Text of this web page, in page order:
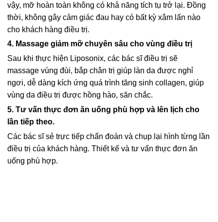
vậy, mỡ hoàn toàn không có khả năng tích tụ trở lại. Đồng
thời, không gây cảm giác đau hay có bất kỳ xâm lấn nào
cho khách hàng điều trị.
4. Massage giảm mỡ chuyên sâu cho vùng điều trị
Sau khi thực hiện Liposonix, các bác sĩ điều trị sẽ
massage vùng đùi, bắp chân trị giúp làn da được nghỉ
ngơi, dễ dàng kích ứng quá trình tăng sinh collagen, giúp
vùng da điều trị được hồng hào, săn chắc.
5. Tư vấn thực đơn ăn uống phù hợp và lên lịch cho
lần tiếp theo.
Các bác sĩ sẻ trực tiếp chẩn đoán và chụp lại hình từng lần
điều trị của khách hàng. Thiết kế và tư vấn thực đơn ăn
uống phù hợp.